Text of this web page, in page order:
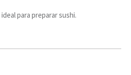
para preparar sushi.